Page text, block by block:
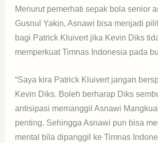
Menurut pemerhati sepak bola senior
Gusnul Yakin, Asnawi bisa menjadi
bagi Patrick Kluivert jika Kevin Diks
memperkuat Timnas Indonesia pada
“Saya kira Patrick Kluivert jangan
Kevin Diks. Boleh berharap Diks
antisipasi memanggil Asnawi
penting. Sehingga Asnawi pun bisa
mental bila dipanggil ke Timnas